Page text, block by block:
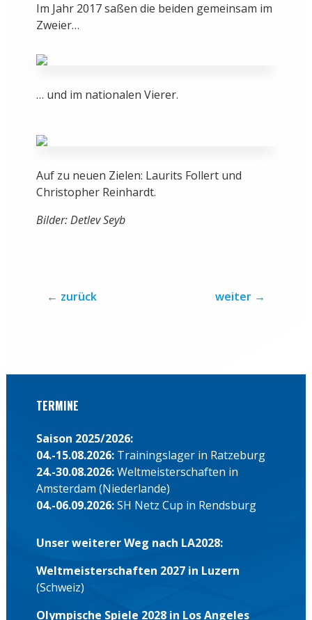
Im Jahr 2017 saßen die beiden gemeinsam im
Zweier…
… und im nationalen Vierer.
Auf zu neuen Zielen: Laurits Follert und
Christopher Reinhardt.
Bilder: Detlev Seyb
← zurück weiter →
TERMINE
Saison 2025/2026:
04.-15.08.2026: Trainingslager in Ratzeburg
24.-30.08.2026:Weltmeisterschaften in
Amsterdam (Niederlande)
04.-06.09.2026:SH Netz Cup in Rendsburg
Unser weiterer Weg nach LA2028:
Weltmeisterschaften 2027 in Luzern
(Schweiz)
Olympische Spiele 2028 in Los Angeles